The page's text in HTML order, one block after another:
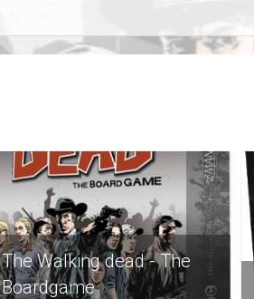
The Walking dead - The
Boardgame